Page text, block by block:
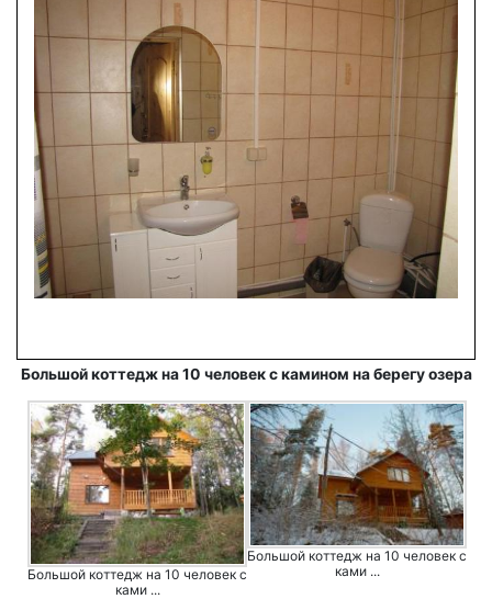
Большой коттедж на 10 человек с камином на берегу озера
Большой коттедж на 10 человек с
ками ...
Большой коттедж на 10 человек с
ками ...